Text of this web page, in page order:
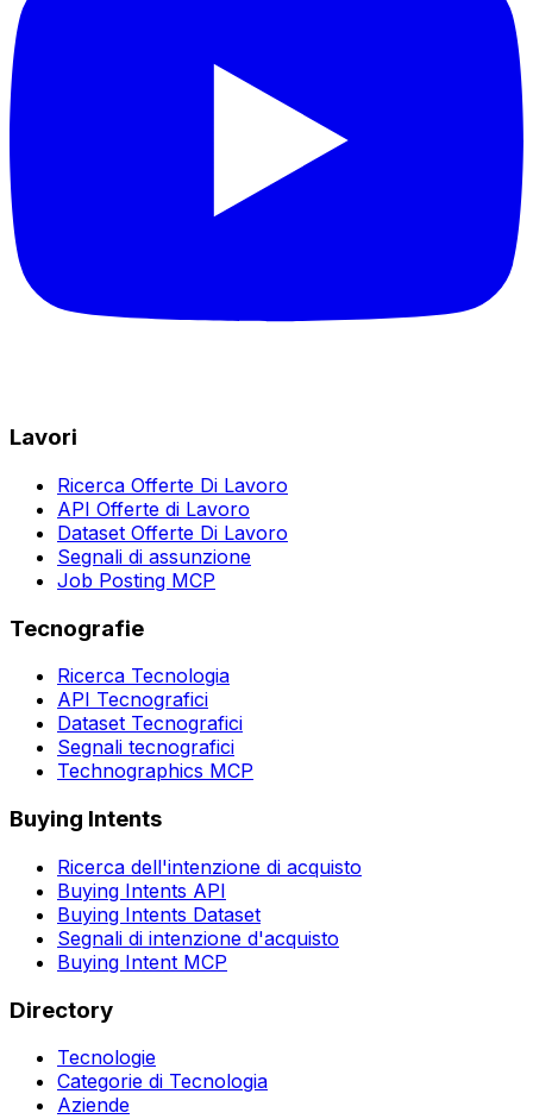
Lavori
Ricerca Offerte Di Lavoro
API Offerte di Lavoro
Dataset Offerte Di Lavoro
Segnali di assunzione
Job Posting MCP
Tecnografie
Ricerca Tecnologia
API Tecnografici
Dataset Tecnografici
Segnali tecnografici
Technographics MCP
Buying Intents
Ricerca dell'intenzione di acquisto
Buying Intents API
Buying Intents Dataset
Segnali di intenzione d'acquisto
Buying Intent MCP
Directory
Tecnologie
Categorie di Tecnologia
Aziende